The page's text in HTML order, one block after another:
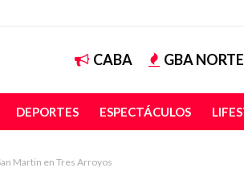
CABA GBA NORTE
DEPORTES ESPECTÁCULOS
Martin en Tres Arroyos